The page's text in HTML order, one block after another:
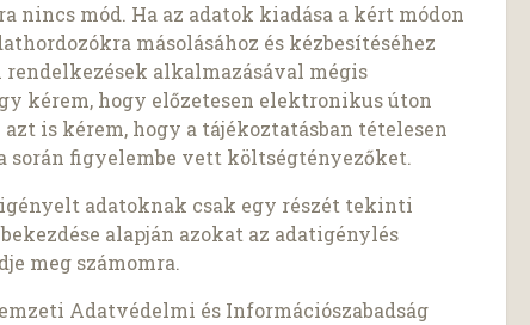
nincs mód. Ha az adatok kiadása a kért módon
másolásához és kézbesítéséhez
alkalmazásával mégis
kérem, hogy előzetesen elektronikus úton
is kérem, hogy a tájékoztatásban tételesen
során figyelembe vett költségtényezőket.
igényelt adatoknak csak egy részét tekinti
alapján azokat az adatigénylés
meg számomra.
Adatvédelmi és Információszabadság